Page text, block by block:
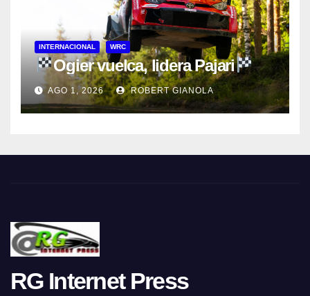
INTERNACIONAL WRC
Ogier vuelca, lidera Pajari
AGO 1, 2026 ROBERT GIANOLA
RG Internet Press